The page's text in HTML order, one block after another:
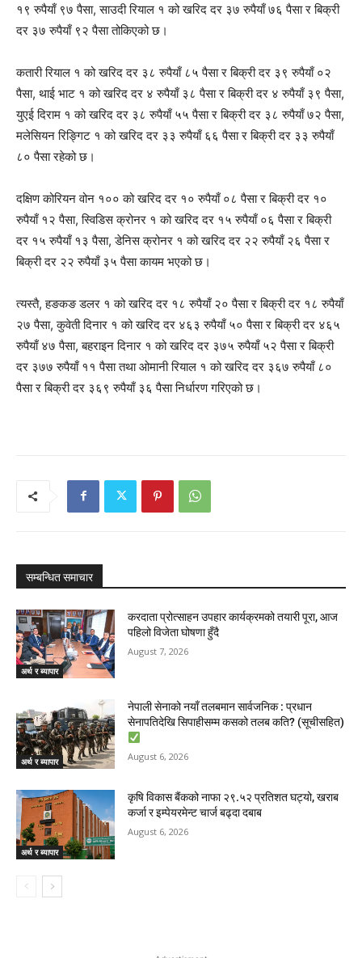
१९ रुपैयाँ ९७ पैसा, साउदी रियाल १ को खरिद दर ३७ रुपैयाँ ७६ पैसा र बिक्री
दर ३७ रुपैयाँ ९२ पैसा तोकिएको छ।
कतारी रियाल १ को खरिद दर ३८ रुपैयाँ ८५ पैसा र बिक्री दर ३९ रुपैयाँ ०२
पैसा, थाई भाट १ को खरिद दर ४ रुपैयाँ ३८ पैसा र बिक्री दर ४ रुपैयाँ ३९ पैसा,
युएई दिराम १ को खरिद दर ३८ रुपैयाँ ५५ पैसा र बिक्री दर ३८ रुपैयाँ ७२ पैसा,
मलेसियन रिङ्गिट १ को खरिद दर ३३ रुपैयाँ ६६ पैसा र बिक्री दर ३३ रुपैयाँ
८० पैसा रहेको छ।
दक्षिण कोरियन वोन १०० को खरिद दर १० रुपैयाँ ०८ पैसा र बिक्री दर १०
रुपैयाँ १२ पैसा, स्विडिस क्रोनर १ को खरिद दर १५ रुपैयाँ ०६ पैसा र बिक्री
दर १५ रुपैयाँ १३ पैसा, डेनिस क्रोनर १ को खरिद दर २२ रुपैयाँ २६ पैसा र
बिक्री दर २२ रुपैयाँ ३५ पैसा कायम भएको छ।
त्यस्तै, हङकङ डलर १ को खरिद दर १८ रुपैयाँ २० पैसा र बिक्री दर १८ रुपैयाँ
२७ पैसा, कुवेती दिनार १ को खरिद दर ४६३ रुपैयाँ ५० पैसा र बिक्री दर ४६५
रुपैयाँ ४७ पैसा, बहराइन दिनार १ को खरिद दर ३७५ रुपैयाँ ५२ पैसा र बिक्री
दर ३७७ रुपैयाँ ११ पैसा तथा ओमानी रियाल १ को खरिद दर ३६७ रुपैयाँ ८०
पैसा र बिक्री दर ३६९ रुपैयाँ ३६ पैसा निर्धारण गरिएको छ।
सम्बन्धित समाचार
अर्थ र ब्यापार
करदाता प्रोत्साहन उपहार कार्यक्रमको तयारी पूरा, आज
पहिलो विजेता घोषणा हुँदै
August 7, 2026
अर्थ र ब्यापार
नेपाली सेनाको नयाँ तलबमान सार्वजनिक : प्रधान
सेनापतिदेखि सिपाहीसम्म कसको तलब कति? (सूचीसहित)
August 6, 2026
अर्थ र ब्यापार
कृषि विकास बैंकको नाफा २९.५२ प्रतिशत घट्यो, खराब
कर्जा र इम्पेयरमेन्ट चार्ज बढ्दा दबाब
August 6, 2026